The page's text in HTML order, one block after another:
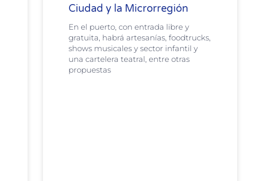
Ciudad y la Microrregión
En el puerto, con entrada libre y
gratuita, habrá artesanías, foodtrucks,
shows musicales y sector infantil y
una cartelera teatral, entre otras
propuestas